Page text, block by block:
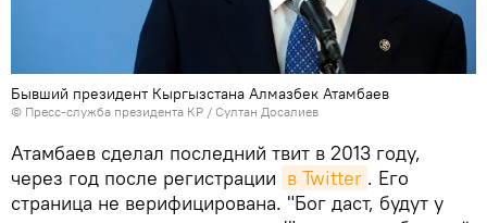
Бывший президент Кыргызстана Алмазбек Атамбаев
© Пресс-служба президента КР / Султан Досалиев
Атамбаев сделал последний твит в 2013 году,
через год после регистрации в Twitter . Его
страница не верифицирована. "Бог даст, будут у